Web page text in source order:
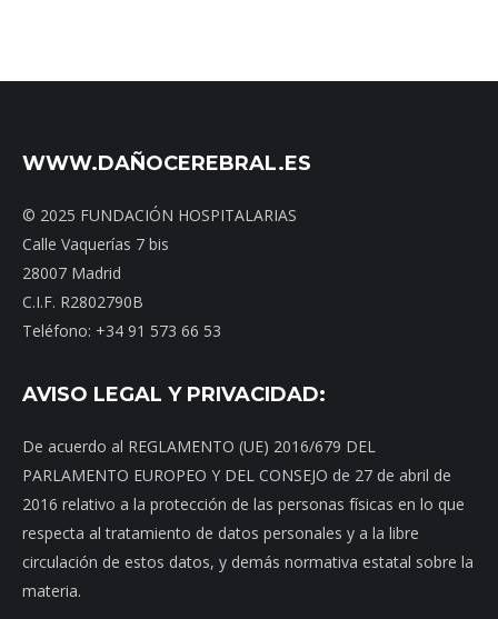
WWW.DAÑOCEREBRAL.ES
© 2025 FUNDACIÓN HOSPITALARIAS
Calle Vaquerías 7 bis
28007 Madrid
C.I.F. R2802790B
Teléfono: +34 91 573 66 53
AVISO LEGAL Y PRIVACIDAD:
De acuerdo al REGLAMENTO (UE) 2016/679 DEL
PARLAMENTO EUROPEO Y DEL CONSEJO de 27 de abril de
2016 relativo a la protección de las personas físicas en lo que
respecta al tratamiento de datos personales y a la libre
circulación de estos datos, y demás normativa estatal sobre la
materia.